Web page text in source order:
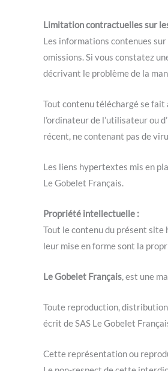
Limitation contractuelles sur
Les informations contenues
omissions. Si vous constatez
décrivant le problème de la
Tout contenu téléchargé se fait
l’ordinateur de l’utilisateur ou
récent, ne contenant pas de
Les liens hypertextes mis en
Le Gobelet Français.
Propriété intellectuelle :
Tout le contenu du présent
leur mise en forme sont la
Le Gobelet Français , est une
Toute reproduction,
écrit de SAS Le Gobelet
Cette représentation ou